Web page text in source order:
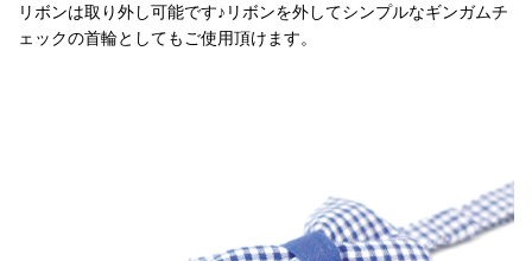
リボンは取り外し可能です♪リボンを外してシンプルなギンガムチ
ェックの首輪としてもご使用頂けます。